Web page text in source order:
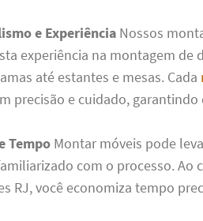
e ExperiênciaNossos
experiência na montagem de
até estantes e mesas. Cada
precisão e cuidado,
TempoMontar móveis pode
com o processo.
RJ, você economiza tempo